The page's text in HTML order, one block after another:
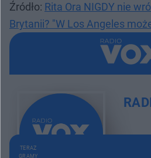
Źródło: Rita Ora NIGDY nie
Brytanii? "W Los Angeles
TERAZ
GRAMY